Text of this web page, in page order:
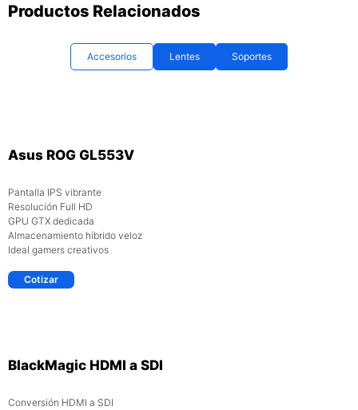
Productos Relacionados
Accesorios Lentes Soportes
Asus ROG GL553V
Pantalla IPS vibrante
Resolución Full HD
GPU GTX dedicada
Almacenamiento híbrido veloz
Ideal gamers creativos
Cotizar
BlackMagic HDMI a SDI
Conversión HDMI a SDI